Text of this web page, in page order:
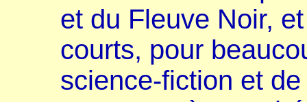
et du Fleuve Noir,
courts, pour
science-fiction et